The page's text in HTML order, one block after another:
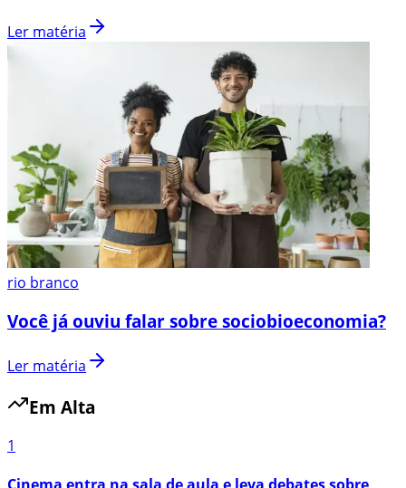
Ler matéria
rio branco
Você já ouviu falar sobre sociobioeconomia?
Ler matéria
Em Alta
1